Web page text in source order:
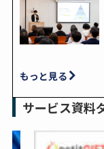
もっと見る
サービス資料